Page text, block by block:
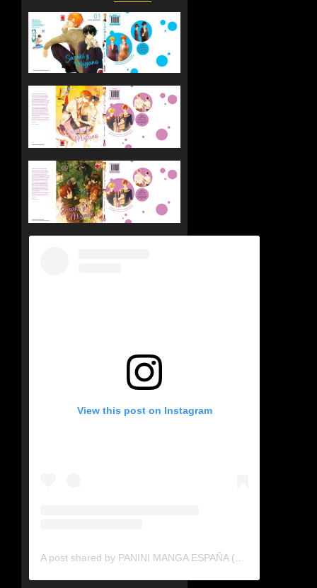
View this post on Instagram